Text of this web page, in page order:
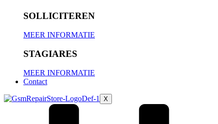
SOLLICITEREN
MEER INFORMATIE
STAGIARES
MEER INFORMATIE
Contact
X